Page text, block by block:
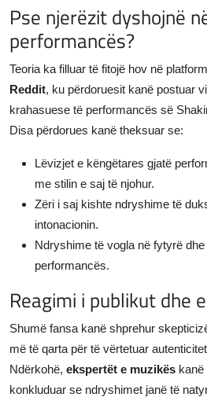
Pse njerëzit dyshojnë
performancës?
Teoria ka filluar të fitojë hov në
Reddit, ku përdoruesit kanë postuar
krahasuese të performancës së
Disa përdorues kanë theksuar se:
Lëvizjet e këngëtares gjatë
me stilin e saj të njohur.
Zëri i saj kishte ndryshime të
intonacionin.
Ndryshime të vogla në fytyrë
performancës.
Reagimi i publikut dhe
Shumë fansa kanë shprehur
më të qarta për të vërtetuar
Ndërkohë, ekspertët e muzikës kanë
konkluduar se ndryshimet janë të